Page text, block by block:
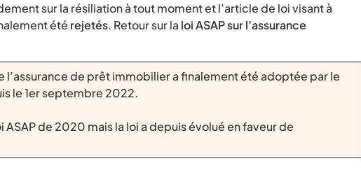
sur la résiliation à tout moment et l’article de loi visant à
été rejetés. Retour sur la loi ASAP sur l’assurance
l’assurance de prêt immobilier a finalement été adoptée par le
le 1er septembre 2022.
de 2020 mais la loi a depuis évolué en faveur de